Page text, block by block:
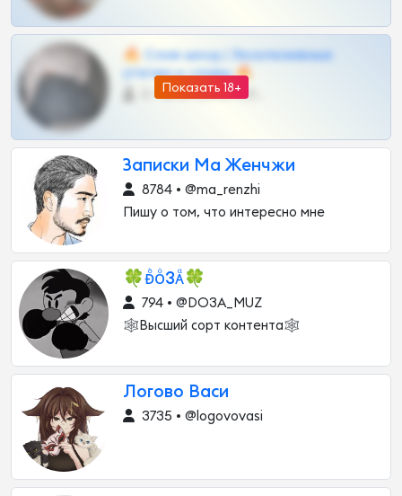
Показать 18+
🔥 Слив шкод | Эксклюзивные
утечки и сливы 🔥
0 •
Записки Ма Женчжи
8784 • @ma_renzhi
Пишу о том, что интересно мне
🍀ᴆᷘᴏᷳ3ᴀᷧ🍀
794 • @DO3A_MUZ
🕸️Высший сорт контента🕸️
Логово Васи
3735 • @logovovasi